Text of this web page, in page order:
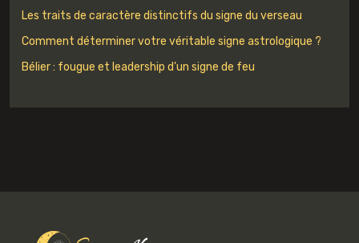
Les traits de caractère distinctifs du signe du verseau
Comment déterminer votre véritable signe astrologique ?
Bélier : fougue et leadership d’un signe de feu